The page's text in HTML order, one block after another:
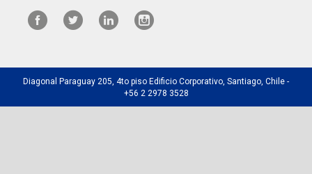
Diagonal Paraguay 205, 4to piso Edificio Corporativo, Santiago, Chile -
+56 2 2978 3528